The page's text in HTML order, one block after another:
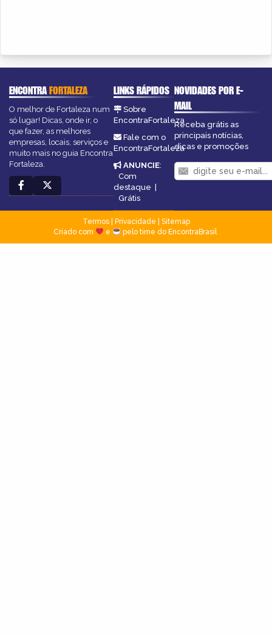
ENCONTRAFORTALEZA
O melhor de Fortaleza num
só lugar! Dicas, onde ir, o
que fazer, as melhores
empresas, locais, serviços e
muito mais no guia Encontra
Fortaleza.
LINKS RÁPIDOS
Sobre
EncontraFortaleza
Fale com o
EncontraFortaleza
ANUNCIE:
Com
destaque |
Grátis
NOVIDADES POR E-
MAIL
Receba grátis as
principais notícias,
dicas e promoções
Termos| Privacidade
Sitemap
Criado com
e pelo time do EncontraBrasil